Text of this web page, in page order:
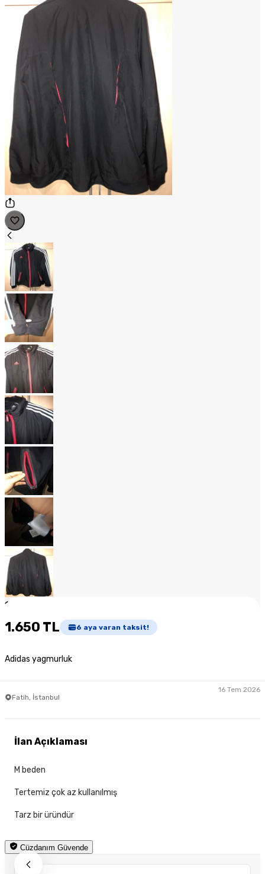
1
1.650 TL 6 aya varan taksit!
Adidas yagmurluk
Fatih, İstanbul
16 Tem 2026
Cüzdanım Güvende
İlan Açıklaması
M beden
Tertemiz çok az kullanılmış
Tarz bir üründür